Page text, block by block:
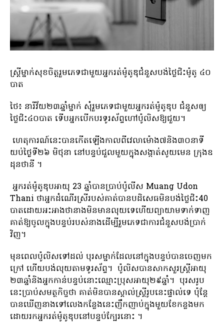
ស្ត្រី​ម្នាក់សុខចិត្តរួមភេទ​ជាមួយអ្នក​រត់ម៉ូតូឌុជំនួសបង់ថ្លៃ​ជិះម៉ូតូ ៤០​
បាត​
ថៃ៖ នារីវ័យ២៣ឆ្នាំម្នាក់ សុំរួមភេទជាមួយអ្នករត់ម៉ូតូឌុប ជំនួសឲ្យ
ថ្លៃជិះ៤០បាត ទើបអ្នកបើកបរទូរស័ព្ទហៅប៉ូលិសឱ្យជួយ។
ហេតុការណ៍​នេះ​បាន​កើតឡើង​កាលពី​វេលា​ម៉ោង​៧​និង​៣០​នាទី​
យប់​ថ្ងៃ​ទី​២៦ មិថុនា នៅ​បន្ទប់​ជួល​មួយ​ក្នុង​សង្កាត់​សូ​យ​មេន ក្រុង​ឧ​
ដុ​ន​ថា​នី ។
អ្នករត់ម៉ូតូឌុបអាយុ 23 ឆ្នាំបានប្រាប់ប៉ូលីស Muang Udon
Thani ថាអ្នកដំណើរស្រីរបស់គាត់បានបដិសេធមិនបង់ថ្លៃជិះ40
បាតដោយអះអាងថានាងមិនមានលុយទេហើយព្យាយាមទាក់ទាញ
គាត់ឱ្យចូលក្នុងបន្ទប់របស់នាងដើម្បីរួមភេទជាការជំនួសបង់ប្រាក់
វិញ។
មុន​ពេល​ប៉ូលិស​ទៅ​ដល់ បុរស​ម្នាក់​ដែល​នៅ​ក្នុង​បន្ទប់​បាន​ចេញ​មក​
ក្រៅ ហើយ​បង់លុយតាម​ទូរស័ព្ទ។ ប៉ូលិស​បាន​សាកសួរ​ស្ត្រី​អាយុ​
២៣​ឆ្នាំ​និង​អ្នក​កាន់​បន្ទប់​នោះ​ឈ្មោះ​ប្រុស​អាយុ​២៩​ឆ្នាំ។ បុរស​រូប​
នេះ​ប្រាប់​សមត្ថកិច្ច​ថា គាត់​មិន​បាន​ស្គាល់​ស្ត្រី​រូប​នេះ​ផ្ទាល់​ទេ ប៉ុន្តែ​
បាន​ឃើញ​នាង​ទៅ​លេង​កន្លែងនេះញឹកញាប់​ក្នុង​មួយ​ខែ​កន្លង​មក
ដោយ​រក​អ្នក​រត់​ម៉ូតូឌុប​នៅ​បន្ទប់​ក្បែរ​នោះ ។